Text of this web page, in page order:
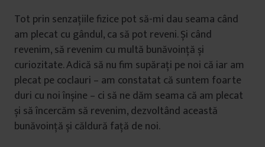
Tot prin senzațiile fizice pot să-mi dau seama când
am plecat cu gândul, ca să pot reveni. Și când
revenim, să revenim cu multă bunăvoință și
curiozitate. Adică să nu fim supărați pe noi că iar am
plecat pe coclauri – am constatat că suntem foarte
duri cu noi înșine – ci să ne dăm seama că am plecat
și să încercăm să revenim, dezvoltând această
bunăvoință și căldură față de noi.